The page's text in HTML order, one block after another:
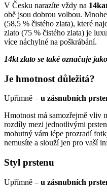
V Česku narazíte vždy na
obě jsou dobrou volbou.
(58,5 % čistého zlata), které
zlato (75 % čistého zlata) je
více náchylné na poškrábání.
14kt zlato se také označuje
Je hmotnost důležitá?
Upřímně – u zásnubních
Hmotnost má samozřejmě vliv
rozdíly mezi jednotlivými
mohutný vám lépe prozradí
nemusíte a slouží jen pro vaší
Styl prstenu
Upřímně – u zásnubních